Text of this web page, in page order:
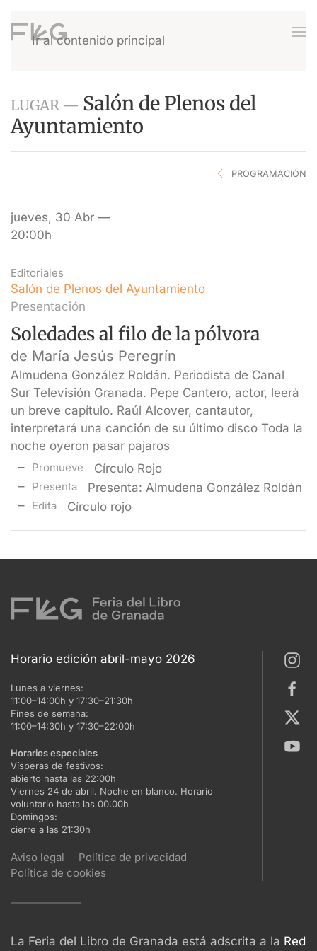
Ir al contenido principal
LUGAR — Salón de Plenos del
Ayuntamiento
PROGRAMACIÓN
jueves, 30 Abr —
20:00h
Editoriales
Salón de Plenos del Ayuntamiento
Presentación
Soledades al filo de la pólvora
de María Jesús Peregrín
Almudena González Roldán. Periodista de Canal
Sur Televisión Granada. Pepe Cantero, actor, leerá
un breve capítulo. Raúl Alcover, cantautor,
interpretará una canción de su último disco Toda la
noche oyeron pasar pajaros
Promueve Círculo Rojo
Presenta Presenta: Almudena González Roldán
Edita Círculo rojo
Horario edición abril-mayo 2026
Lunes a viernes:
11:00–14:00h y 17:30–21:30h
Fines de semana:
11:00–14:30h y 17:30–22:00h
Horarios especiales
Vísperas de festivos:
abierto hasta las 22:00h
Viernes 24 de abril. Noche en blanco. Horario
voluntario hasta las 00:00h
Domingos:
cierre a las 21:30h
Aviso legal
Política de privacidad
Política de cookies
La Feria del Libro de Granada está adscrita a la Red